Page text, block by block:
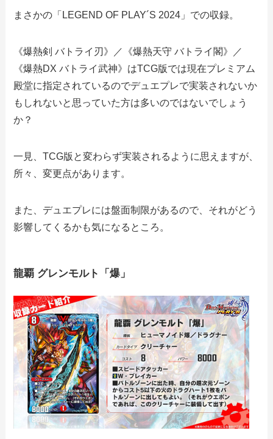
まさかの「LEGEND OF PLAY´S 2024」での収録。
《爆熱剣 バトライ刃》／《爆熱天守 バトライ閣》／
《爆熱DX バトライ武神》はTCG版では現在プレミアム
殿堂に指定されているのでデュエプレで実装されないか
もしれないと思っていた方は多いのではないでしょう
か？
一見、TCG版と変わらず実装されるように思えますが、
所々、変更点があります。
また、デュエプレには盤面制限があるので、それがどう
影響してくるかも気になるところ。
龍覇 グレンモルト「爆」